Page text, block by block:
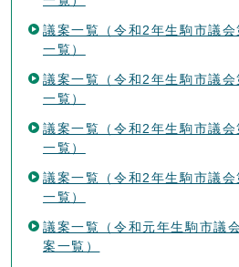
議案一覧（令和2年生駒市議
一覧）
議案一覧（令和2年生駒市議
一覧）
議案一覧（令和2年生駒市議
一覧）
議案一覧（令和2年生駒市議
一覧）
議案一覧（令和元年生駒市議
案一覧）